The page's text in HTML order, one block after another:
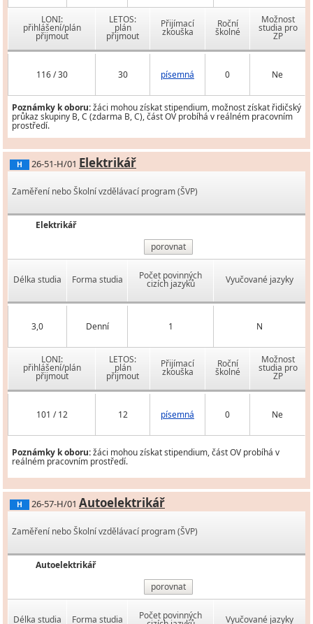
LONI:
přihlášení/plán
přijmout
LETOS:
plán
přijmout
Přijímací
zkouška
Roční
školné
Možnost
studia pro
ZP
116 / 30 30 písemná 0 Ne
Poznámky k oboru:žáci mohou získat stipendium, možnost získat řidičský
průkaz skupiny B, C (zdarma B, C), část OV probíhá v reálném pracovním
prostředí.
H 26-51-H/01 Elektrikář
Zaměření nebo Školní vzdělávací program (ŠVP)
Elektrikář
porovnat
Délka studia Forma studia Počet povinných
cizích jazyků Vyučované jazyky
3,0 Denní 1 N
LONI:
přihlášení/plán
přijmout
LETOS:
plán
přijmout
Přijímací
zkouška
Roční
školné
Možnost
studia pro
ZP
101 / 12 12 písemná 0 Ne
Poznámky k oboru:žáci mohou získat stipendium, část OV probíhá v
reálném pracovním prostředí.
H 26-57-H/01 Autoelektrikář
Zaměření nebo Školní vzdělávací program (ŠVP)
Autoelektrikář
porovnat
Délka studia Forma studia Počet povinných Vyučované jazyky